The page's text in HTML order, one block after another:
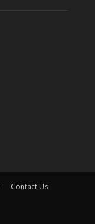
Contact Us